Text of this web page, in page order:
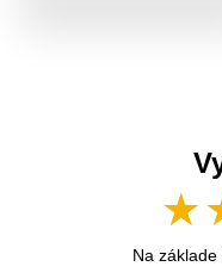
★
Na základe